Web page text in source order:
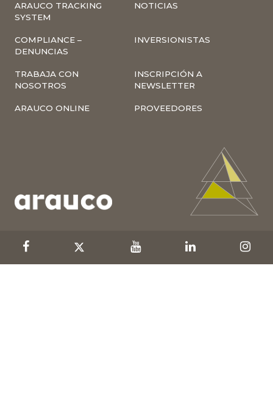
ARAUCO TRACKING
SYSTEM
NOTICIAS
COMPLIANCE –
DENUNCIAS
INVERSIONISTAS
TRABAJA CON
NOSOTROS
INSCRIPCIÓN A
NEWSLETTER
ARAUCO ONLINE PROVEEDORES